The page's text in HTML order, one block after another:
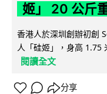
姬」 20 公斤
香港人於深圳創辦初創
人「硅姬」，身高 1.75
閱讀全文
分享